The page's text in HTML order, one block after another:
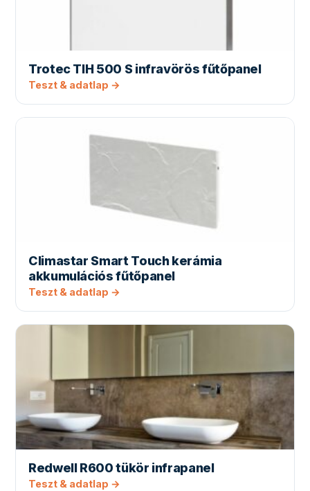
Trotec TIH 500 S infravörös fűtőpanel
Teszt & adatlap →
Climastar Smart Touch kerámia
akkumulációs fűtőpanel
Teszt & adatlap →
Redwell R600 tükör infrapanel
Teszt & adatlap →